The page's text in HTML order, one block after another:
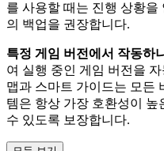
를 사용할 때는 진행 상황을
의 백업을 권장합니다.
특정 게임 버전에서 작동하
여 실행 중인 게임 버전을
맵과 스마트 가이드는 모든
템은 항상 가장 호환성이
수 있도록 보장합니다.